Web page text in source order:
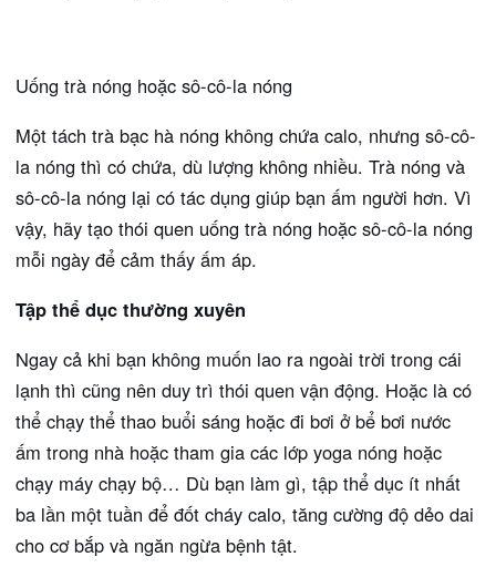
Uống trà nóng hoặc sô-cô-la nóng
Một tách trà bạc hà nóng không chứa calo, nhưng sô-cô-
la nóng thì có chứa, dù lượng không nhiều. Trà nóng và
sô-cô-la nóng lại có tác dụng giúp bạn ấm người hơn. Vì
vậy, hãy tạo thói quen uống trà nóng hoặc sô-cô-la nóng
mỗi ngày để cảm thấy ấm áp.
Tập thể dục thường xuyên
Ngay cả khi bạn không muốn lao ra ngoài trời trong cái
lạnh thì cũng nên duy trì thói quen vận động. Hoặc là có
thể chạy thể thao buổi sáng hoặc đi bơi ở bể bơi nước
ấm trong nhà hoặc tham gia các lớp yoga nóng hoặc
chạy máy chạy bộ… Dù bạn làm gì, tập thể dục ít nhất
ba lần một tuần để đốt cháy calo, tăng cường độ dẻo dai
cho cơ bắp và ngăn ngừa bệnh tật.